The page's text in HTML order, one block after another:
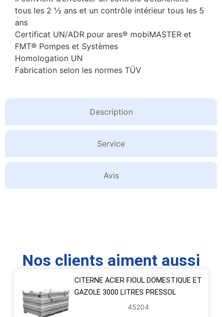
Description
Service
Avis
tous les 2 ½ ans et un contrôle intérieur tous les 5
ans
Certificat UN/ADR pour ares® mobiMASTER et
FMT® Pompes et Systèmes
Homologation UN
Fabrication selon les normes TÜV
Nos clients aiment aussi
CITERNE ACIER FIOUL DOMESTIQUE ET
GAZOLE 3000 LITRES PRESSOL
45204